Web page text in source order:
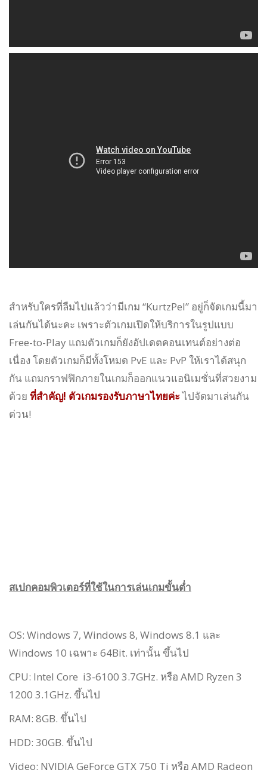
สำหรับใครที่ลืมไปแล้วว่ามีเกม “KurtzPel” อยู่ก็จัดเกมนี้มา
เล่นกันได้นะคะ เพราะตัวเกมเปิดให้บริการในรูปแบบ
Free-to-Play แถมตัวเกมก็ยังอัปเดตคอนเทนต์อย่างต่อ
เนื่อง โดยตัวเกมก็มีทั้งโหมด PvE และ PvP ให้เราได้สนุก
กัน แถมกราฟฟิกภายในเกมก็ออกแนวแอนิเมชั่นที่สวยงาม
ด้วย ที่สำคัญ! ตัวเกมรองรับภาษาไทยค่ะไปจัดมาเล่นกัน
ด่วน!
สเปกคอมพิวเตอร์ที่ใช้ในการเล่นเกมขั้นต่ำ
OS: Windows 7, Windows 8, Windows 8.1 และ
Windows 10 เฉพาะ 64Bit. เท่านั้น ขึ้นไป
CPU: Intel Core i3-6100 3.7GHz. หรือ AMD Ryzen 3
1200 3.1GHz. ขึ้นไป
RAM: 8GB. ขึ้นไป
HDD: 30GB. ขึ้นไป
Video: NVIDIA GeForce GTX 750 Ti หรือ AMD Radeon